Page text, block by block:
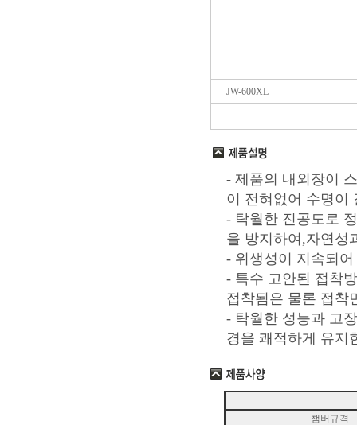
JW-600XL
- 제품의 내외장이
이 전혀없어 수명이
- 탁월한 진공도로
을 방지하여,자연성
- 위생성이 지속되
- 특수 고안된 접착
접착됨은 물론 접착
- 탁월한 성능과 고
경을 쾌적하게 유지
챔버규격